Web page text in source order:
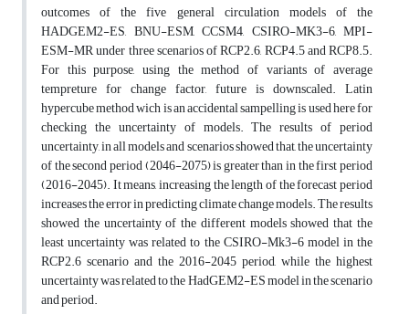
outcomes of the five general circulation models of the
HADGEM2-ES, BNU-ESM, CCSM4, CSIRO-MK3-6, MPI-
ESM-MR under three scenarios of RCP2.6, RCP4.5 and RCP8.5.
For this purpose, using the method of variants of average
tempreture for change factor, future is downscaled. Latin
hypercube method wich is an accidental sampelling is used here for
checking the uncertainty of models. The results of period
uncertainty, in all models and scenarios showed that, the uncertainty
of the second period (2046-2075) is greater than in the first period
(2016-2045). It means, increasing the length of the forecast period
increases the error in predicting climate change models. The results
showed the uncertainty of the different models showed that the
least uncertainty was related to the CSIRO-Mk3-6 model in the
RCP2.6 scenario and the 2016-2045 period, while the highest
uncertainty was related to the HadGEM2-ES model in the scenario
and period.